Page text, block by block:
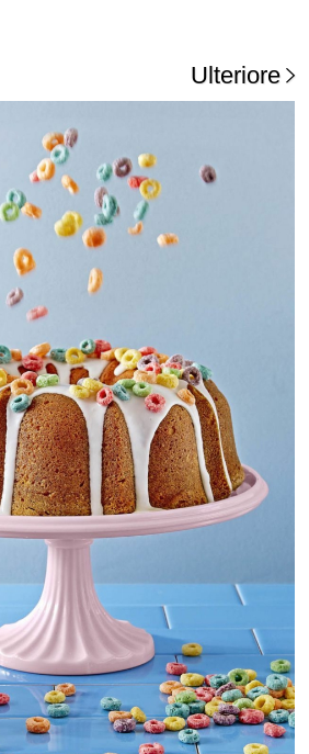
Ulteriore